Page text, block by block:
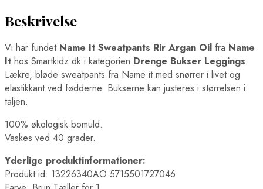
Beskrivelse
Vi har fundet Name It Sweatpants Rir Argan Oil fra Name
It hos Smartkidz.dk i kategorien Drenge Bukser Leggings.
Lækre, bløde sweatpants fra Name it med snørrer i livet og
elastikkant ved fødderne. Bukserne kan justeres i størrelsen i
taljen.
100% økologisk bomuld.
Vaskes ved 40 grader.
Yderlige produktinformationer:
Produkt id: 13226340AO 5715501727046